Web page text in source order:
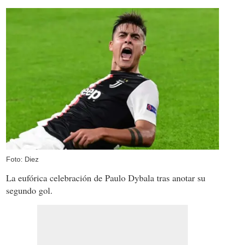
Foto: Diez
La eufórica celebración de Paulo Dybala tras anotar su
segundo gol.